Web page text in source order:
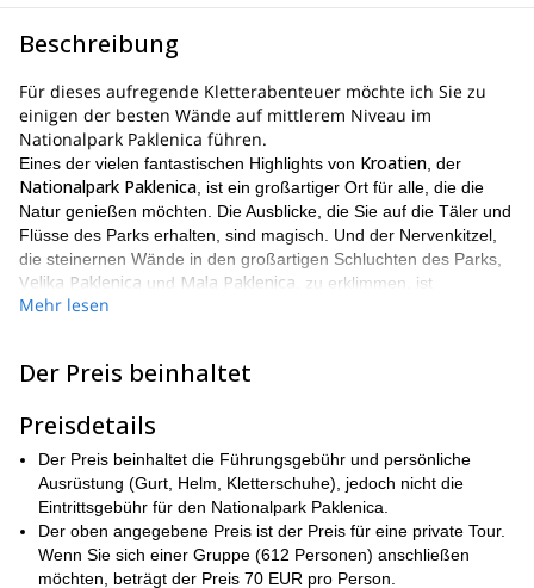
Beschreibung
Für dieses aufregende Kletterabenteuer möchte ich Sie zu
einigen der besten Wände auf mittlerem Niveau im
Nationalpark Paklenica führen.
Eines der vielen fantastischen Highlights von Kroatien , der
Nationalpark Paklenica , ist ein großartiger Ort für alle, die die
Natur genießen möchten. Die Ausblicke, die Sie auf die Täler und
Flüsse des Parks erhalten, sind magisch. Und der Nervenkitzel,
die steinernen Wände in den großartigen Schluchten des Parks,
Velika Paklenica und Mala Paklenica , zu erklimmen, ist
unvergesslich.
Verbesserung. Ich möchte Ihnen helfen, die Kletterfähigkeiten,
die Sie bereits besitzen, zu verbessern. Ich möchte Ihnen auch
Möglichkeit, ein insgesamt besserer Kletterer zu werden. Dies
wird sicherstellen, dass Sie in Zukunft größere,
herausforderndere Felswände erklimmen können. Infolgedessen
wird sich die Welt desKletternsauf eine ganz neue Weise für Sie
öffnen.
Teilnehmer an dieser Reise sollten auch inguter körperlicher
Mehr lesen
Der Preis beinhaltet
Preisdetails
Der Preis beinhaltet die Führungsgebühr und persönliche
Ausrüstung (Gurt, Helm, Kletterschuhe), jedoch nicht die
Eintrittsgebühr für den Nationalpark Paklenica.
Der oben angegebene Preis ist der Preis für eine private Tour.
Wenn Sie sich einer Gruppe (612 Personen) anschließen
möchten, beträgt der Preis 70 EUR pro Person.